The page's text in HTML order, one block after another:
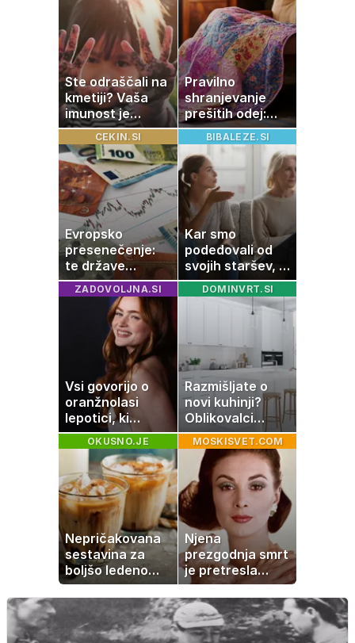
Ste odraščali na
kmetiji? Vaša
imunost je
verjetno
močnejša
Pravilno
shranjevanje
prešitih odej:
Kako ohraniti
družinsko
dediščino
CEKIN.SI
Evropsko
presenečenje:
te države
rastejo hitreje
od Nemčije,
nekatere celo
večkrat hitreje
BIBALEZE.SI
Kar smo
podedovali od
svojih staršev, ni
nujno naša
usoda
ZADOVOLJNA.SI
Vsi govorijo o
oranžnolasi
lepotici, ki
navdušuje s
skrivnostno
vlogo
DOMINVRT.SI
Razmišljate o
novi kuhinji?
Oblikovalci
opozarjajo, da te
barve izgubljajo
priljubljenost
OKUSNO.JE
Nepričakovana
sestavina za
boljšo ledeno
kavo, ki jo imate
zagotovo doma
MOSKISVET.COM
Njena
prezgodnja smrt
je pretresla
modni svet: za
slavo se je
skrivala
tragedija